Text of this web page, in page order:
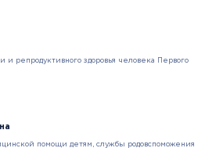
и репродуктивного здоровья человека Первого
помощи детям, службы родовспоможения